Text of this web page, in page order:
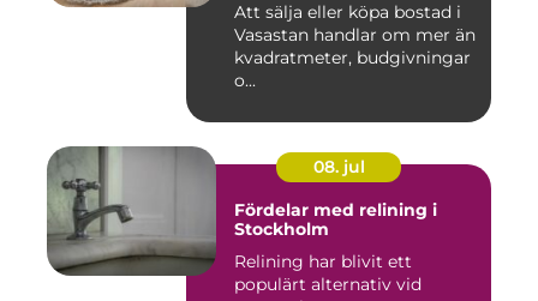
Att sälja eller köpa bostad i
Vasastan handlar om mer än
kvadratmeter, budgivningar
o...
08. jul
Fördelar med relining i
Stockholm
Relining har blivit ett
populärt alternativ vid